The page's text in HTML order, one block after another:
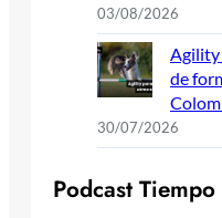
03/08/2026
Agility
de
30/07/2026
Podcast Tiempo